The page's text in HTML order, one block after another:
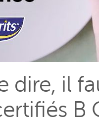
dire, il
B